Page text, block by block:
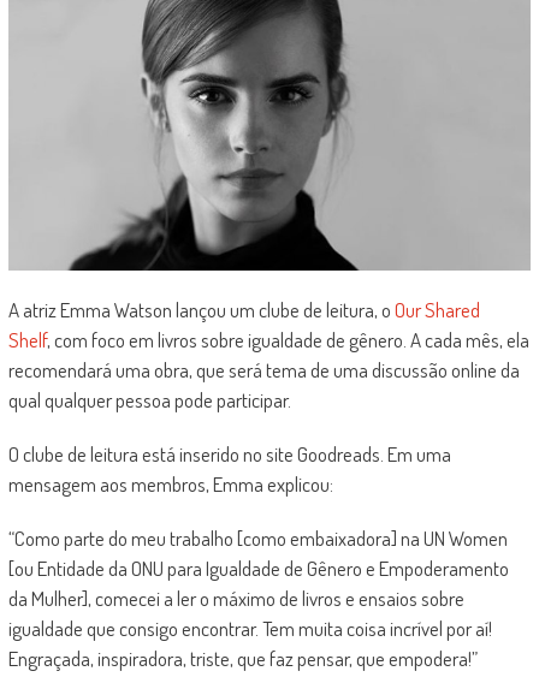
A atriz Emma Watson lançou um clube de leitura, oOur Shared
Shelf, com foco em livros sobre igualdade de gênero. A cada mês, ela
recomendará uma obra, que será tema de uma discussão online da
qual qualquer pessoa pode participar.
O clube de leitura está inserido no site Goodreads. Em uma
mensagem aos membros, Emma explicou:
“Como parte do meu trabalho [como embaixadora] na UN Women
[ou Entidade da ONU para Igualdade de Gênero e Empoderamento
da Mulher], comecei a ler o máximo de livros e ensaios sobre
igualdade que consigo encontrar. Tem muita coisa incrível por aí!
Engraçada, inspiradora, triste, que faz pensar, que empodera!”